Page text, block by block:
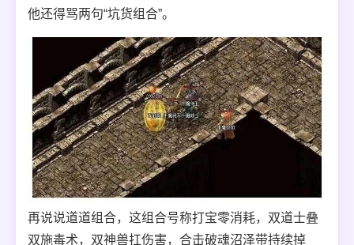
他还得骂两句“坑货组合”。
再说说道道组合，这组合号称打宝零消耗，双道士叠
双施毒术，双神兽扛伤害，合击破魂沼泽带持续掉